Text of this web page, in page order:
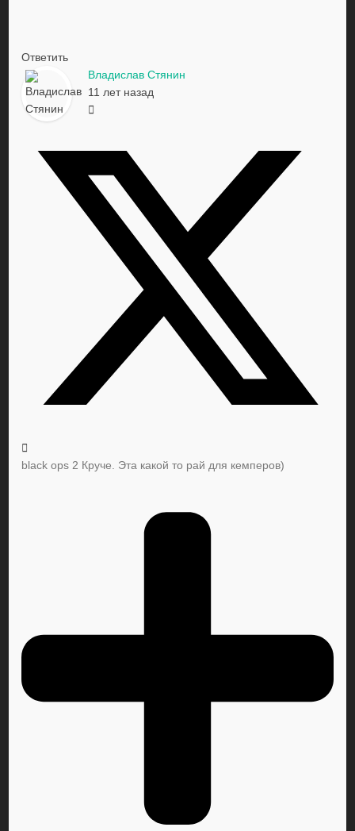
Ответить
Владислав Стянин
11 лет назад
black ops 2 Круче. Эта какой то рай для кемперов)